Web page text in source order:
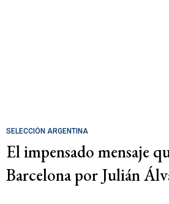
SELECCIÓN ARGENTINA
El impensado mensaje
Barcelona por Julián